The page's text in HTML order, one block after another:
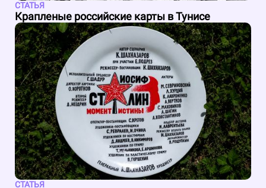
СТАТЬЯ
Крапленые российские карты в Тунисе
СТАТЬЯ